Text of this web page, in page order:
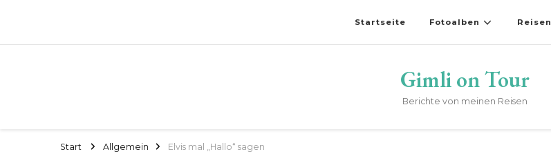
Startseite Fotoalben Reisen
Gimli on Tour
Berichte von meinen Reisen
Start Allgemein Elvis mal „Hallo“ sagen